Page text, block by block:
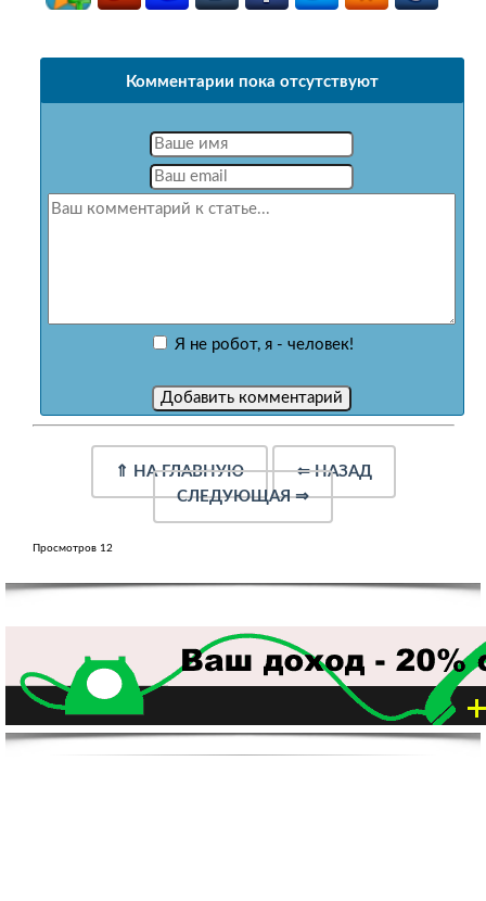
Комментарии пока отсутствуют
Я не робот, я - человек!
⇑ НА ГЛАВНУЮ ⇐НАЗАД
СЛЕДУЮЩАЯ⇒
Просмотров 12